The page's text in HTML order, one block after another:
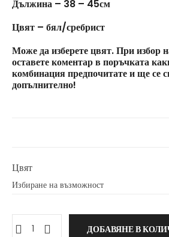
Дължина – 38 – 45см
Цвят – бял/сребрист
Може да изберете цвят. При избор
оставете коментар в поръчката
комбинация предпочитате и ще се
допълнително!
Цвят
ДОБАВЯНЕ В